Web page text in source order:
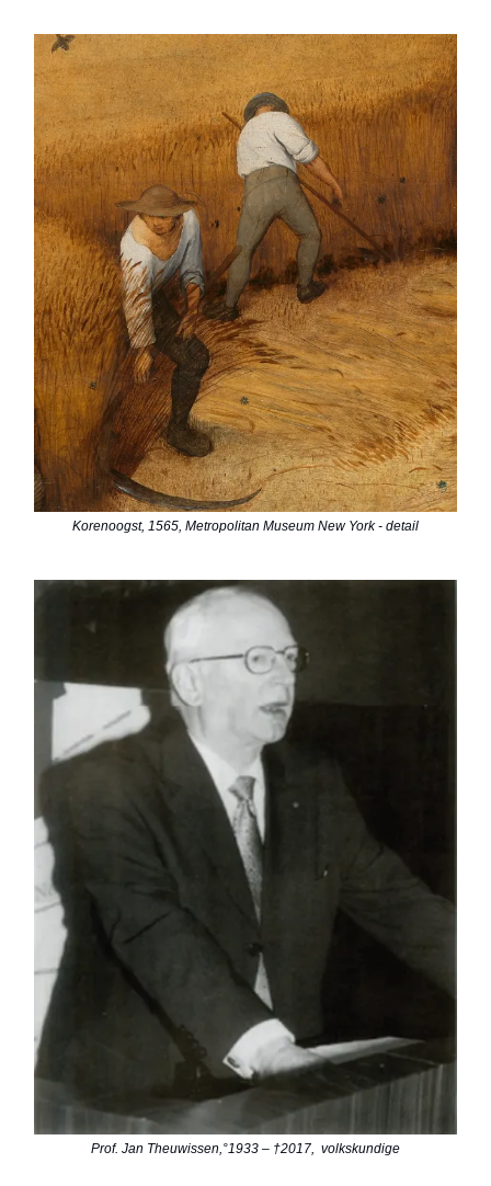
Korenoogst, 1565, Metropolitan Museum New York - detail
Prof. Jan Theuwissen,°1933 – †2017, volkskundige